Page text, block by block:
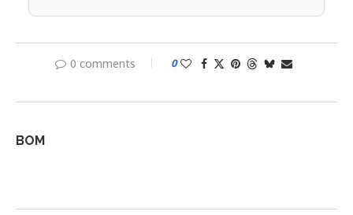
0 comments 0
BOM